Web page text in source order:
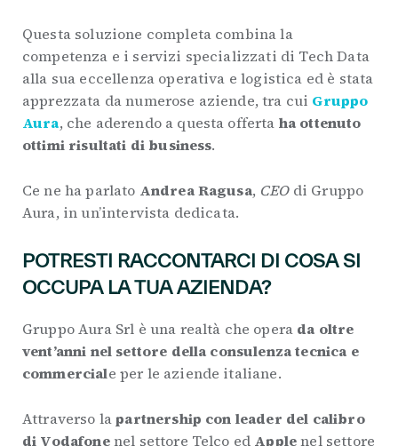
Questa soluzione completa combina la
competenza e i servizi specializzati di Tech Data
alla sua eccellenza operativa e logistica ed è stata
apprezzata da numerose aziende, tra cui Gruppo
Aura, che aderendo a questa offerta ha ottenuto
ottimi risultati di business.
Ce ne ha parlato Andrea Ragusa, CEOdi Gruppo
Aura, in un’intervista dedicata.
POTRESTI RACCONTARCI DI COSA SI
OCCUPA LA TUA AZIENDA?
Gruppo Aura Srl è una realtà che opera da oltre
vent’anni nel settore della consulenza tecnica e
commerciale per le aziende italiane.
Attraverso lapartnership con leader del calibro
di Vodafonenel settore Telco ed Applenel settore